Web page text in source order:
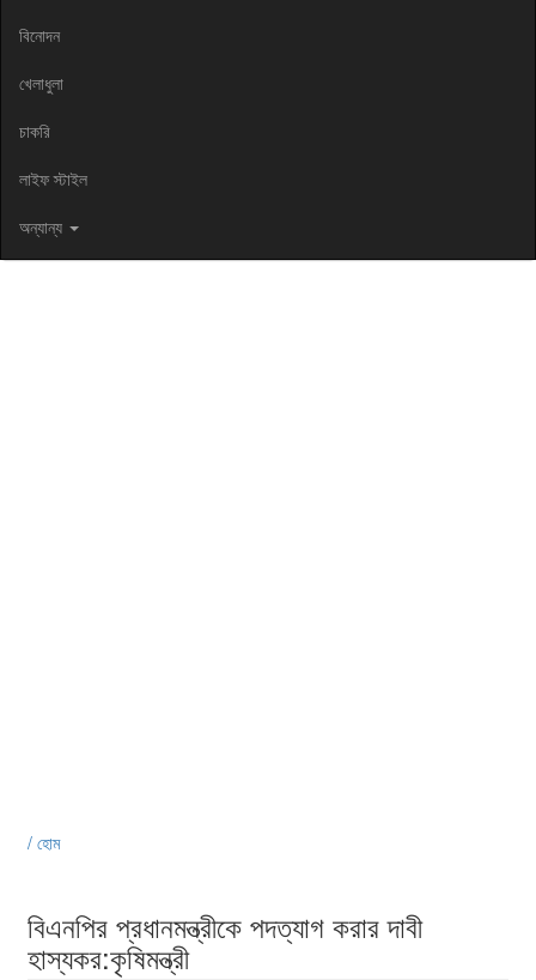
বিনোদন
খেলাধুলা
চাকরি
লাইফ স্টাইল
অন্যান্য
/ হোম
বিএনপির প্রধানমন্ত্রীকে পদত্যাগ করার দাবী
হাস্যকর:কৃষিমন্ত্রী